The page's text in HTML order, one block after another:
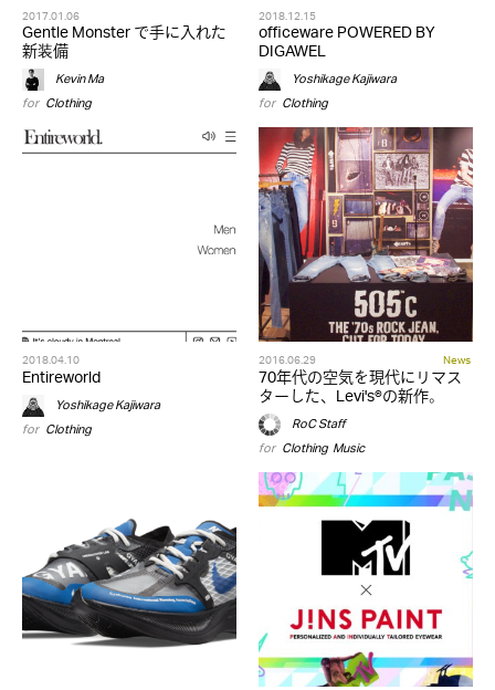
2017.01.06
Gentle Monster で手に入れた
新装備
Kevin Ma
for Clothing
2018.12.15
officeware POWERED BY
DIGAWEL
Yoshikage Kajiwara
for Clothing
2018.04.10
Entireworld
Yoshikage Kajiwara
for Clothing
2016.06.29 News
70年代の空気を現代にリマス
ターした、Levi's®の新作。
RoC Staff
for Clothing,Music